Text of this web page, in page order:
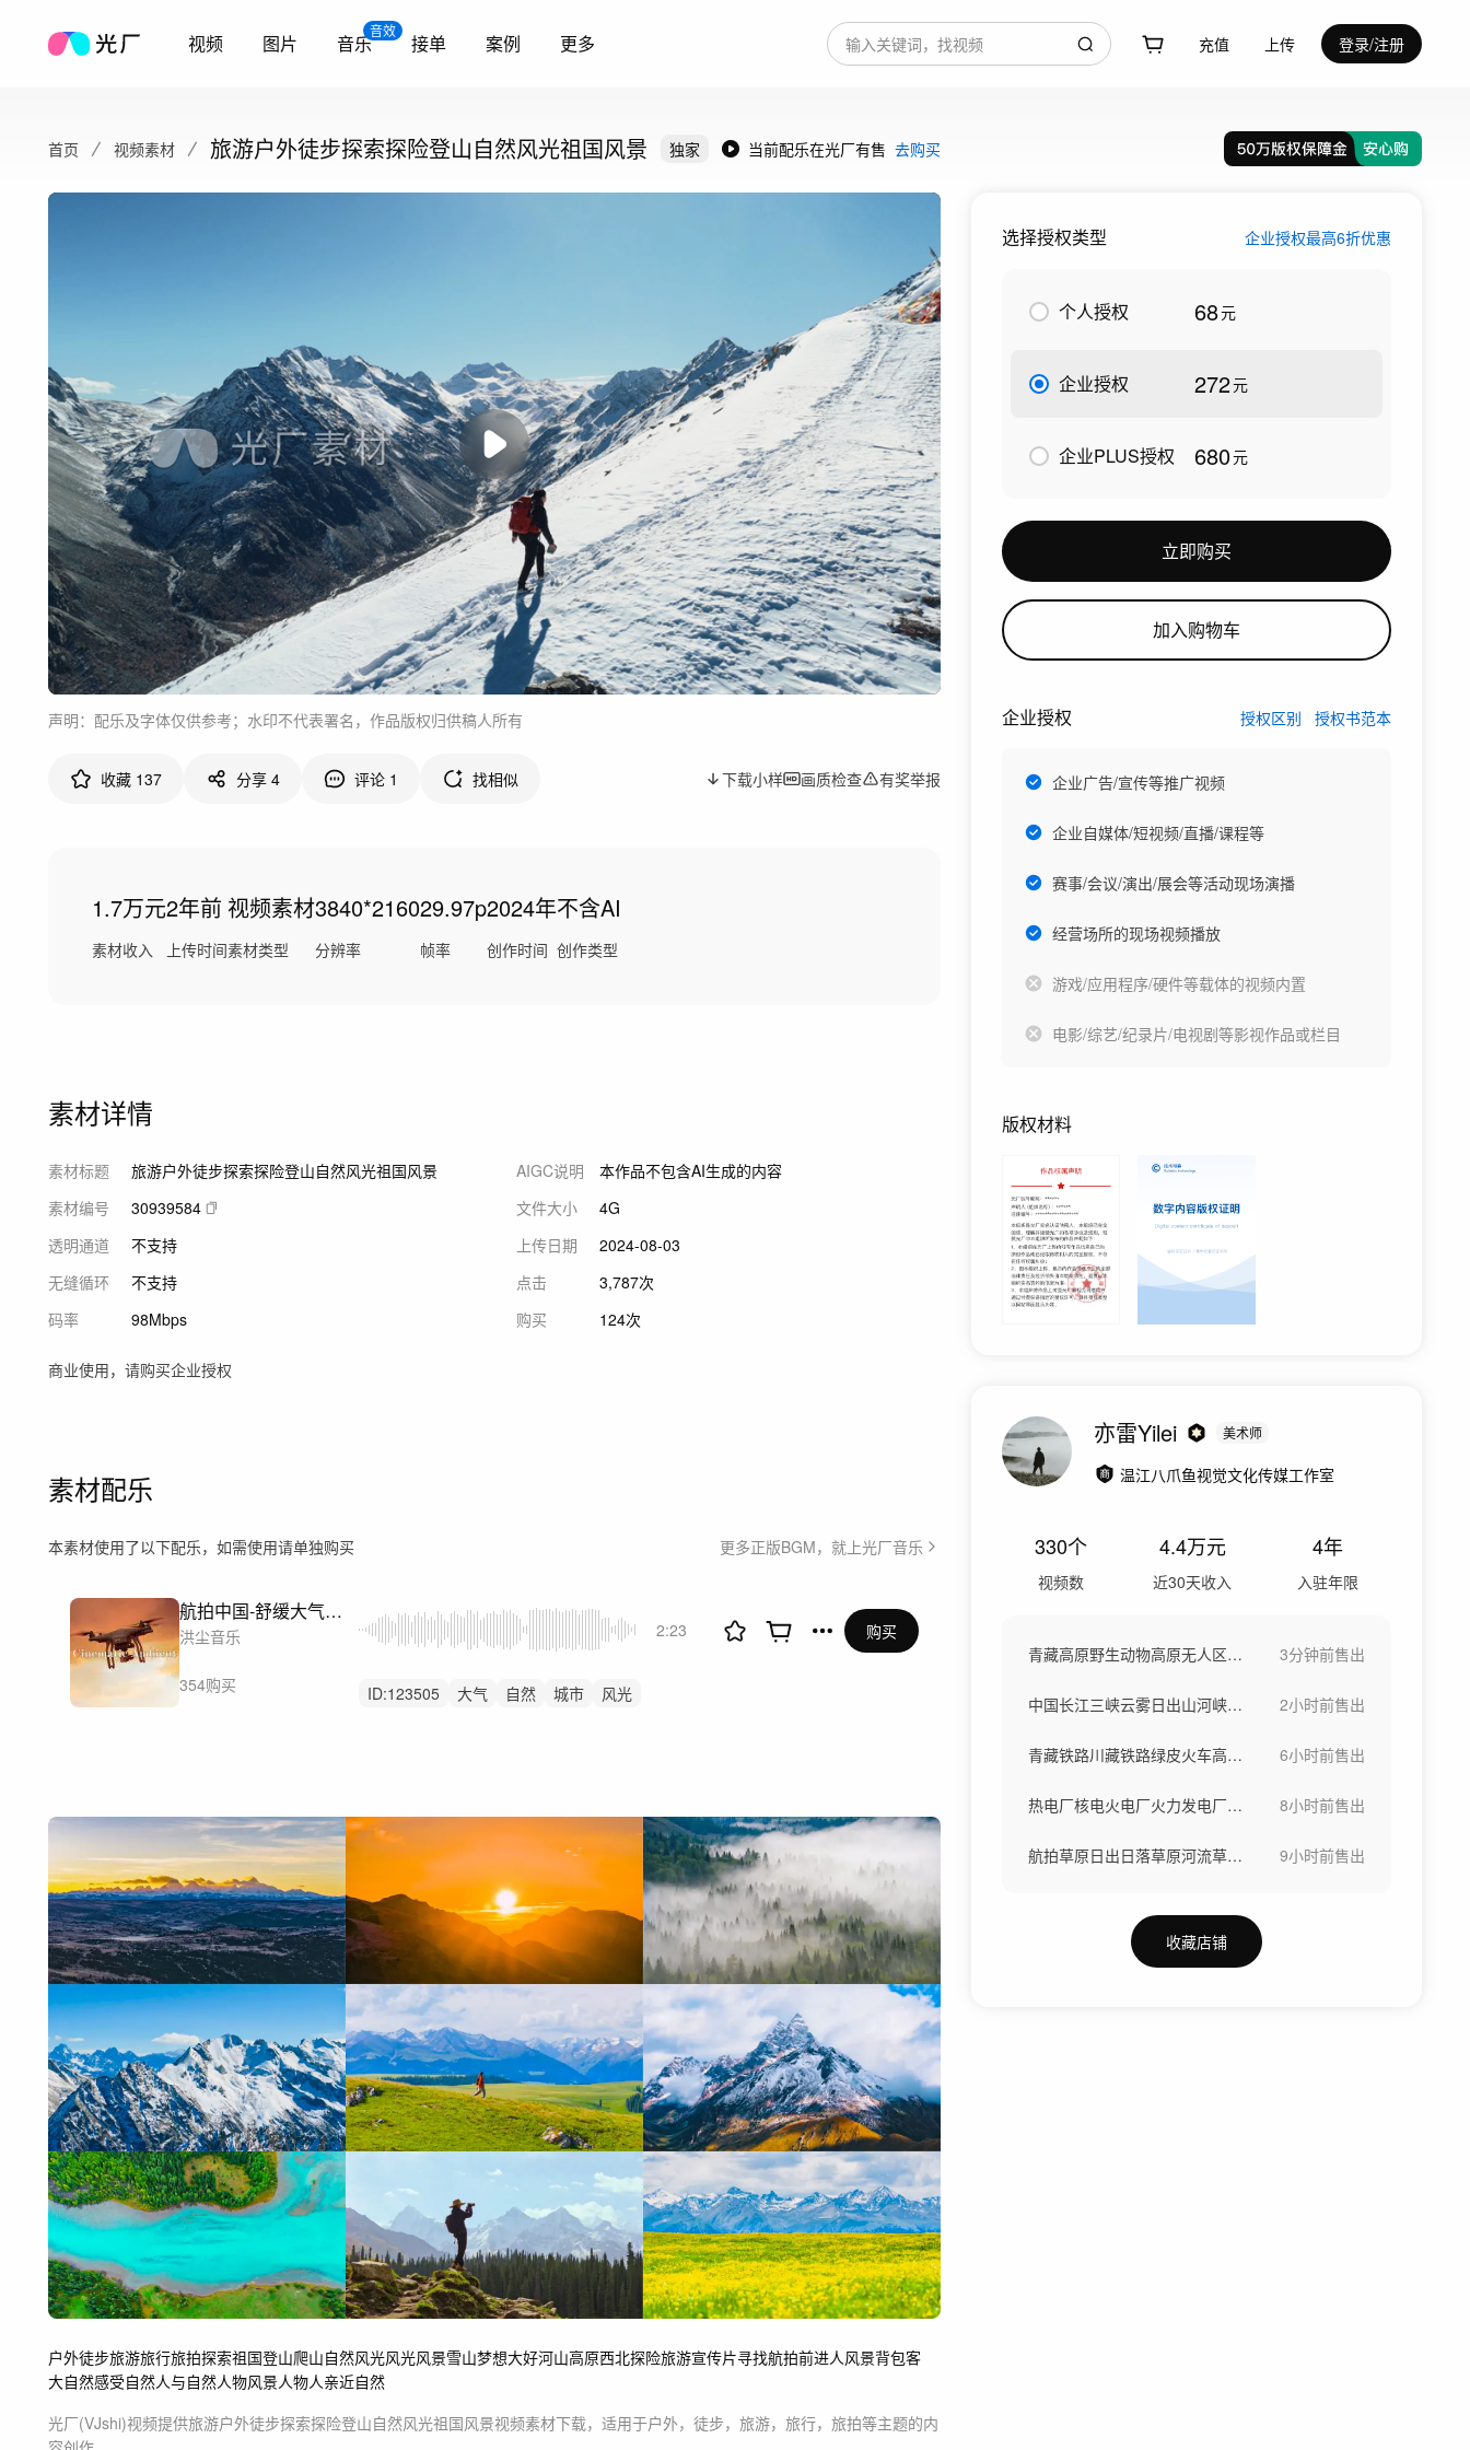
视频 图片
音效
音乐 接单 案例 更多 充值 上传 登录/注册
首页 视频素材 旅游户外徒步探索探险登山自然风光祖国风景 独家 当前配乐在光厂有售 去购买
声明：配乐及字体仅供参考；水印不代表署名，作品版权归供稿人所有
收藏 137 分享 4 评论 1 找相似 下载小样 画质检查 有奖举报
1.7万元
素材收入
2年前
上传时间
视频素材
素材类型
3840*2160
分辨率
29.97p
帧率
2024年
创作时间
不含AI
创作类型
素材详情
素材标题
旅游户外徒步探索探险登山自然风光祖国风景
素材编号
30939584
透明通道
不支持
无缝循环
不支持
码率
98Mbps
AIGC说明
本作品不包含AI生成的内容
文件大小
4G
上传日期
2024-08-03
点击
3,787次
购买
124次
商业使用，请购买企业授权
素材配乐
本素材使用了以下配乐，如需使用请单独购买 更多正版BGM，就上光厂音乐
航拍中国-舒缓大气希望上升
洪尘音乐
354购买
2:23
ID:123505 大气 自然 城市
风光
购买
户外徒步旅游旅行旅拍探索祖国登山爬山自然风光风光风景雪山梦想大好河山高原西北探险旅游宣传片寻找航拍前进人风景背包客
大自然感受自然人与自然人物风景人物人亲近自然
光厂(VJshi)视频提供旅游户外徒步探索探险登山自然风光祖国风景视频素材下载，适用于户外，徒步，旅游，旅行，旅拍等主题的内
选择授权类型 企业授权最高6折优惠
个人授权 68元
企业授权 272元
企业PLUS授权 680元
立即购买
加入购物车
企业授权 授权区别 授权书范本
企业广告/宣传等推广视频
企业自媒体/短视频/直播/课程等
赛事/会议/演出/展会等活动现场演播
经营场所的现场视频播放
游戏/应用程序/硬件等载体的视频内置
电影/综艺/纪录片/电视剧等影视作品或栏目
版权材料
亦雷Yilei 美术师
温江八爪鱼视觉文化传媒工作室
330个
视频数
4.4万元
近30天收入
4年
入驻年限
青藏高原野生动物高原无人区生态自然保护区 3分钟前售出
中国长江三峡云雾日出山河峡谷瞿塘峡巫峡 2小时前售出
青藏铁路川藏铁路绿皮火车高铁动车铁路货运 6小时前售出
热电厂核电火电厂火力发电厂冷却塔 8小时前售出
航拍草原日出日落草原河流草原风光云雾缭绕 9小时前售出
收藏店铺